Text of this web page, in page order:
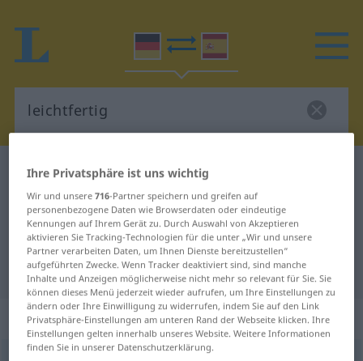
Deutsch-Spanisch Wörterbuch
Deutsch-Spanisch Übersetzung für
"leichtfertig"
"leichtfertig" Spanisch Übersetzung
„leichtfertig“: Adjektiv
Ihre Privatsphäre ist uns wichtig
Wir und unsere716-Partner speichern und greifen auf
personenbezogene Daten wie Browserdaten oder eindeutige
Kennungen auf Ihrem Gerät zu. Durch Auswahl von Akzeptieren
aktivieren Sie Tracking-Technologien für die unter „Wir und unsere
Partner verarbeiten Daten, um Ihnen Dienste bereitzustellen“
aufgeführten Zwecke. Wenn Tracker deaktiviert sind, sind manche
Inhalte und Anzeigen möglicherweise nicht mehr so relevant für Sie. Sie
können dieses Menü jederzeit wieder aufrufen, um Ihre Einstellungen zu
ändern oder Ihre Einwilligung zu widerrufen, indem Sie auf den Link
Privatsphäre-Einstellungen am unteren Rand der Webseite klicken. Ihre
Einstellungen gelten innerhalb unseres Website. Weitere Informationen
finden Sie in unserer Datenschutzerklärung.